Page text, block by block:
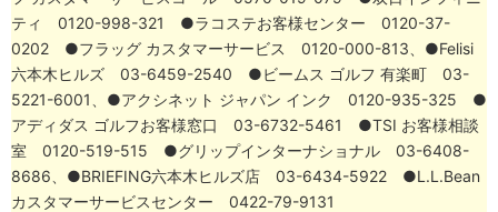
ティ 0120-998-321 ●ラコステお客様センター 0120-37-
0202 ●フラッグ カスタマーサービス 0120-000-813、●Felisi
六本木ヒルズ 03-6459-2540 ●ビームス ゴルフ 有楽町 03-
5221-6001、●アクシネット ジャパン インク 0120-935-325 ●
アディダス ゴルフお客様窓口 03-6732-5461 ●TSI お客様相談
室 0120-519-515 ●グリップインターナショナル 03-6408-
8686、●BRIEFING六本木ヒルズ店 03-6434-5922 ●L.L.Bean
カスタマーサービスセンター 0422-79-9131